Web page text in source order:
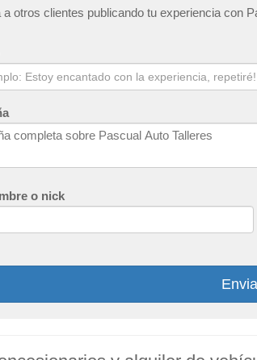
a otros clientes publicando tu experiencia con
o nick